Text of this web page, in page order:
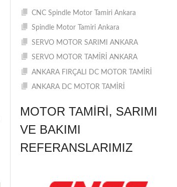
CNC Spindle Motor Tamiri Ankara
Spindle Motor Tamiri Ankara
SERVO MOTOR SARIMI ANKARA
SERVO MOTOR TAMİRİ ANKARA
ANKARA FIRÇALI DC MOTOR TAMİRİ
ANKARA DC MOTOR TAMİRİ
MOTOR TAMIRI, SARIMI
VE BAKIMI
REFERANSLARIMIZ